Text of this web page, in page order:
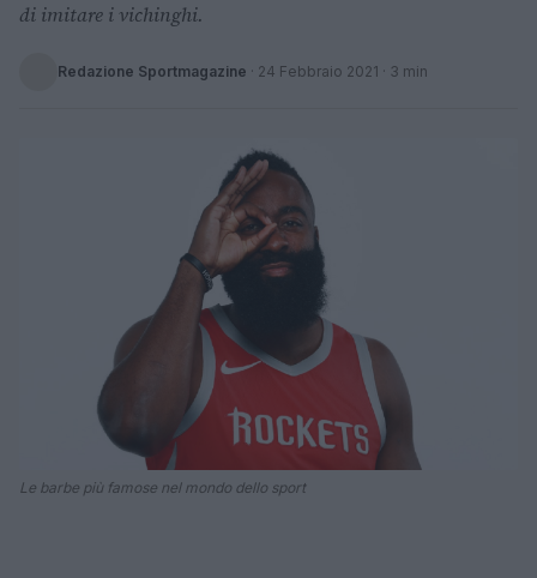
di imitare i vichinghi.
Redazione Sportmagazine · 24 Febbraio 2021 · 3 min
Le barbe più famose nel mondo dello sport